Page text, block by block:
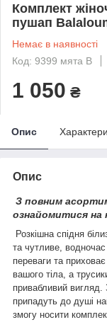
Комплект
пушап
Немає в наявності
Код: 9399 мята В
1 050 ₴
Опис
Опис
З повним
ознайомитися на
Розкішна спідня
та чутливе,
переваги та
вашого тіла, а
привабливий вигляд.
припадуть до душі
змогу носити